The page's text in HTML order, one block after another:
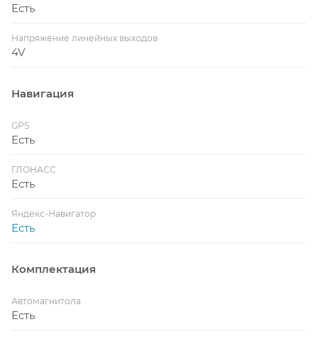
Есть
Напряжение линейных выходов
4V
Навигация
GPS
Есть
ГЛОНАСС
Есть
Яндекс-Навигатор
Есть
Комплектация
Автомагнитола
Есть